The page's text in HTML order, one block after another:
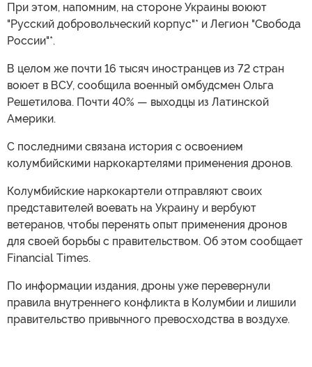
При этом, напомним, на стороне Украины воюют
"Русский добровольческий корпус"* и Легион "Свобода
России"*.
В целом же почти 16 тысяч иностранцев из 72 стран
воюет в ВСУ, сообщила военный омбудсмен Ольга
Решетилова. Почти 40% — выходцы из Латинской
Америки.
С последними связана история с освоением
колумбийскими наркокартелями применения дронов.
Колумбийские наркокартели отправляют своих
представителей воевать на Украину и вербуют
ветеранов, чтобы перенять опыт применения дронов
для своей борьбы с правительством. Об этом сообщает
Financial Times.
По информации издания, дроны уже перевернули
правила внутреннего конфликта в Колумбии и лишили
правительство привычного превосходства в воздухе.